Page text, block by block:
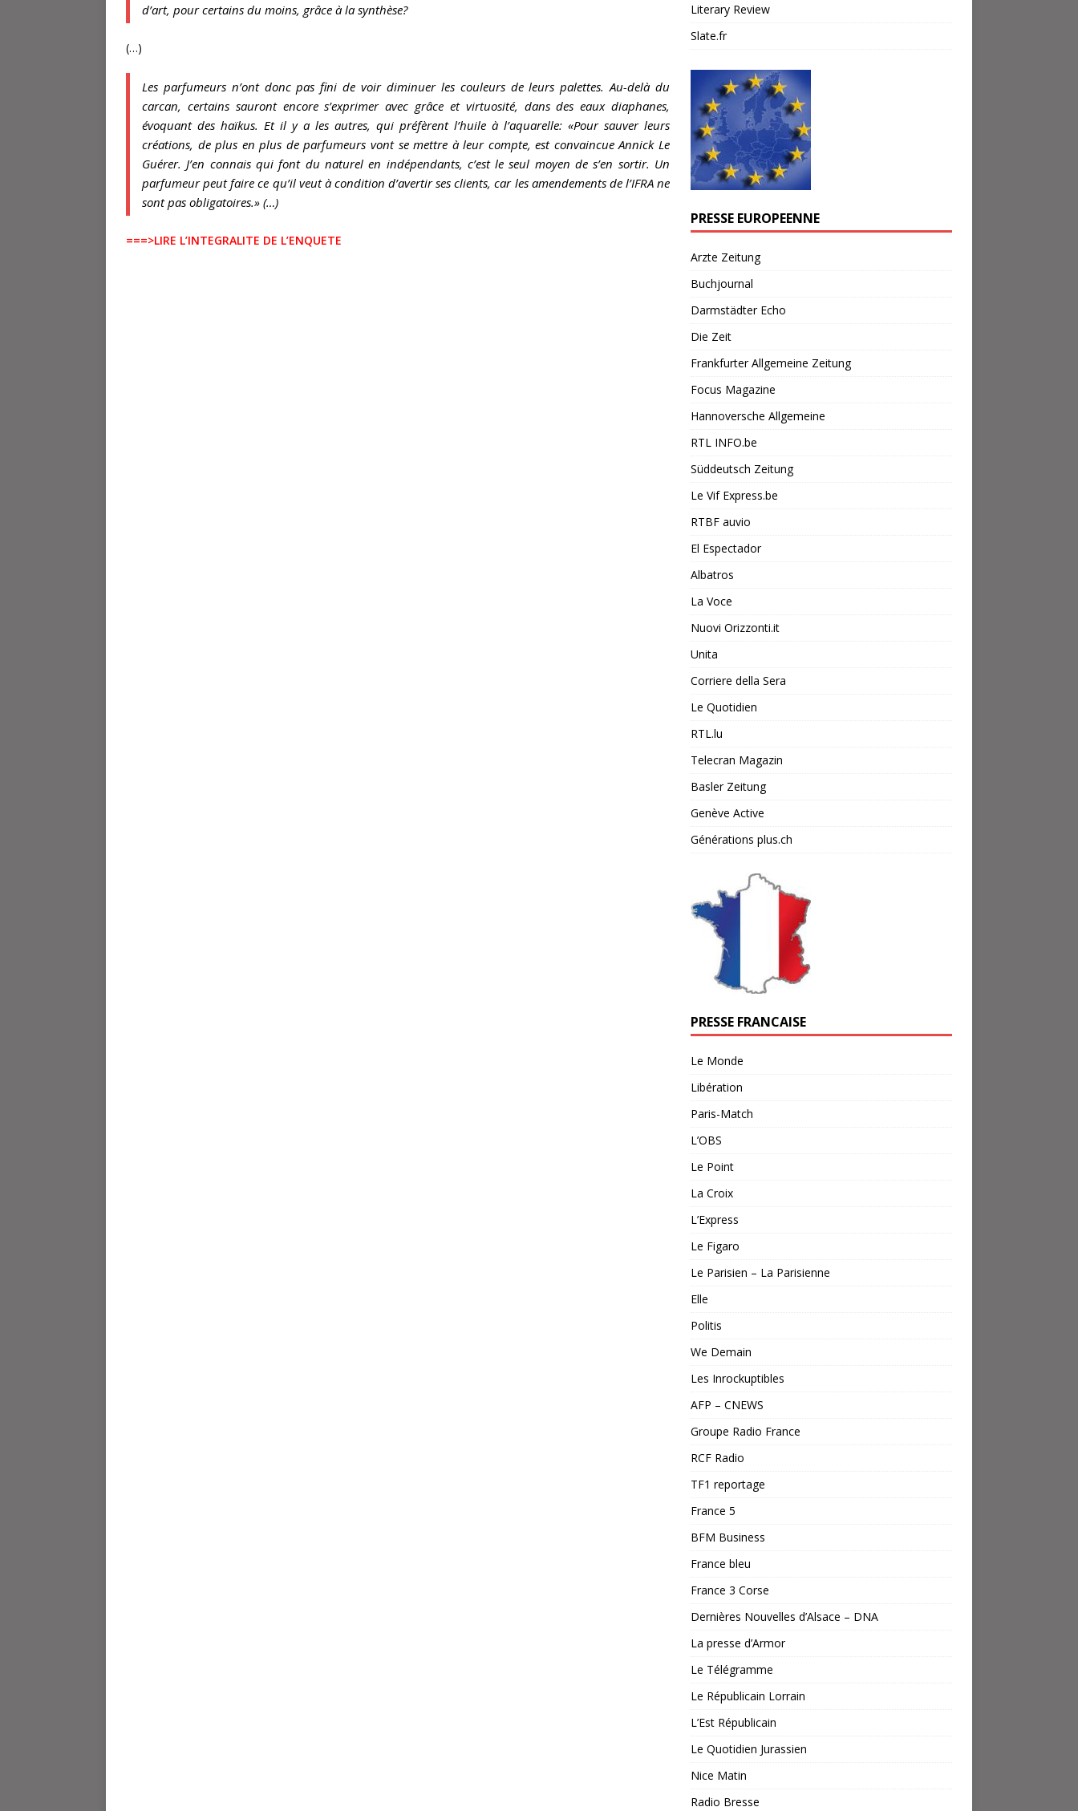
d’art, pour certains du moins, grâce à la synthèse?
(…)
Les parfumeurs n’ont donc pas fini de voir diminuer les couleurs de leurs palettes. Au-delà du
carcan, certains sauront encore s’exprimer avec grâce et virtuosité, dans des eaux diaphanes,
évoquant des haïkus. Et il y a les autres, qui préfèrent l’huile à l’aquarelle: «Pour sauver leurs
créations, de plus en plus de parfumeurs vont se mettre à leur compte, est convaincue Annick Le
Guérer. J’en connais qui font du naturel en indépendants, c’est le seul moyen de s’en sortir. Un
parfumeur peut faire ce qu’il veut à condition d’avertir ses clients, car les amendements de l’IFRA ne
sont pas obligatoires.» (…)
===>LIRE L’INTEGRALITE DE L’ENQUETE
Literary Review
Slate.fr
PRESSE EUROPEENNE
Arzte Zeitung
Buchjournal
Darmstädter Echo
Die Zeit
Frankfurter Allgemeine Zeitung
Focus Magazine
Hannoversche Allgemeine
RTL INFO.be
Süddeutsch Zeitung
Le Vif Express.be
RTBF auvio
El Espectador
Albatros
La Voce
Nuovi Orizzonti.it
Unita
Corriere della Sera
Le Quotidien
RTL.lu
Telecran Magazin
Basler Zeitung
Genève Active
Générations plus.ch
PRESSE FRANCAISE
Le Monde
Libération
Paris-Match
L’OBS
Le Point
La Croix
L’Express
Le Figaro
Le Parisien – La Parisienne
Elle
Politis
We Demain
Les Inrockuptibles
AFP – CNEWS
Groupe Radio France
RCF Radio
TF1 reportage
France 5
BFM Business
France bleu
France 3 Corse
Dernières Nouvelles d’Alsace – DNA
La presse d’Armor
Le Télégramme
Le Républicain Lorrain
L’Est Républicain
Le Quotidien Jurassien
Nice Matin
Radio Bresse